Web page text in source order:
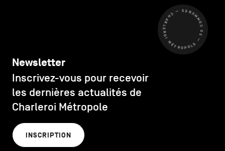
CHARLEROI MÉTROPOLE — 30 COMMUNES —
Newsletter
Inscrivez-vous pour recevoir
les dernières actualités de
Charleroi Métropole
INSCRIPTION